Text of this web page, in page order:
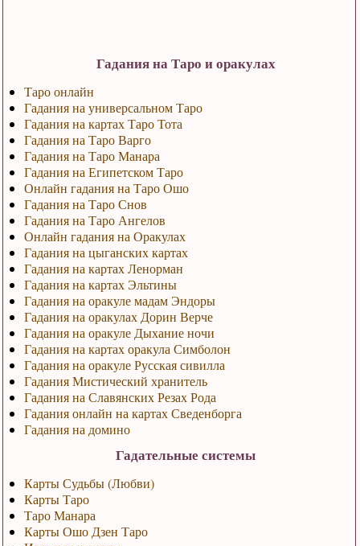
Гадания на Таро и оракулах
Таро онлайн
Гадания на универсальном Таро
Гадания на картах Таро Тота
Гадания на Таро Варго
Гадания на Таро Манара
Гадания на Египетском Таро
Онлайн гадания на Таро Ошо
Гадания на Таро Снов
Гадания на Таро Ангелов
Онлайн гадания на Оракулах
Гадания на цыганских картах
Гадания на картах Ленорман
Гадания на картах Эльтины
Гадания на оракуле мадам Эндоры
Гадания на оракулах Дорин Верче
Гадания на оракуле Дыхание ночи
Гадания на картах оракула Симболон
Гадания на оракуле Русская сивилла
Гадания Мистический хранитель
Гадания на Славянских Резах Рода
Гадания онлайн на картах Сведенборга
Гадания на домино
Гадательные системы
Карты Судьбы (Любви)
Карты Таро
Таро Манара
Карты Ошо Дзен Таро